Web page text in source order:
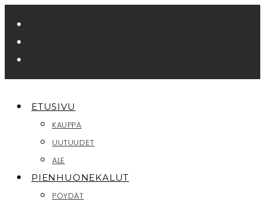
suoraan
sisältöön
ETUSIVU
KAUPPA
UUTUUDET
ALE
PIENHUONEKALUT
PÖYDÄT